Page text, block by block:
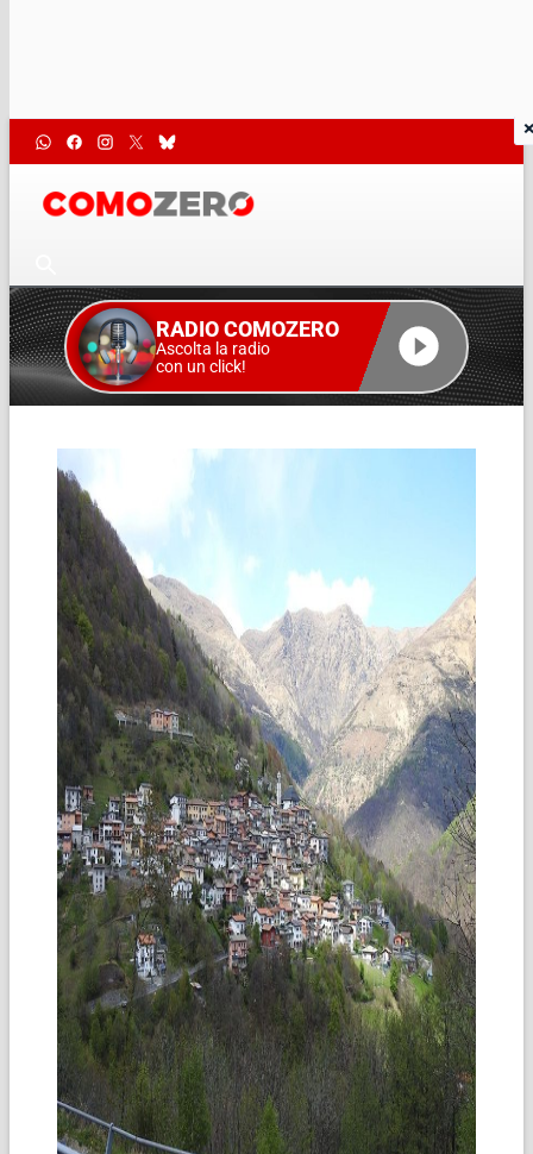
RADIO COMOZERO
Ascolta la radio
con un click!